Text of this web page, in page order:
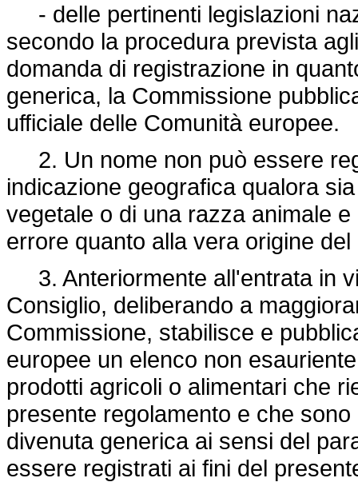
- delle pertinenti legislazioni
secondo la procedura prevista
domanda di registrazione in
generica, la Commissione
ufficiale delle Comunità europee.
2. Un nome non può essere
indicazione geografica qualora
vegetale o di una razza animale
errore quanto alla vera origine
3. Anteriormente all'entrata in
Consiglio, deliberando a
Commissione, stabilisce e
europee un elenco non
prodotti agricoli o alimentari che
presente regolamento e che
divenuta generica ai sensi del
essere registrati ai fini del